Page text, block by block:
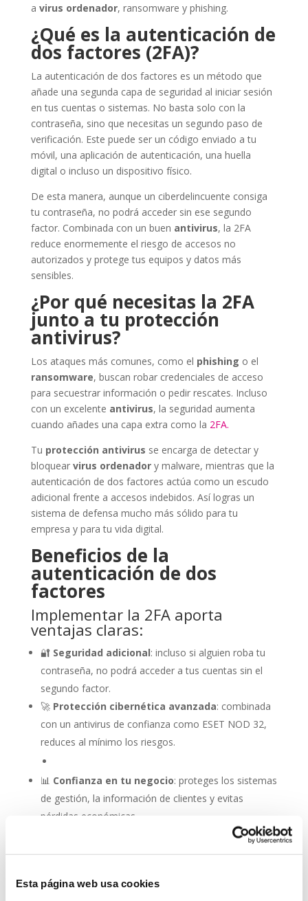
Esta página web usa cookies
a virus ordenador, ransomware y phishing.
¿Qué es la autenticación de
dos factores (2FA)?
La autenticación de dos factores es un método que
añade una segunda capa de seguridad al iniciar sesión
en tus cuentas o sistemas. No basta solo con la
contraseña, sino que necesitas un segundo paso de
verificación. Este puede ser un código enviado a tu
móvil, una aplicación de autenticación, una huella
digital o incluso un dispositivo físico.
De esta manera, aunque un ciberdelincuente consiga
tu contraseña, no podrá acceder sin ese segundo
factor. Combinada con un buen antivirus, la 2FA
reduce enormemente el riesgo de accesos no
autorizados y protege tus equipos y datos más
sensibles.
¿Por qué necesitas la 2FA
junto a tu protección
antivirus?
Los ataques más comunes, como el phishing o el
ransomware, buscan robar credenciales de acceso
para secuestrar información o pedir rescates. Incluso
con un excelente antivirus, la seguridad aumenta
cuando añades una capa extra como la 2FA.
Tu protección antivirus se encarga de detectar y
bloquear virus ordenadory malware, mientras que la
autenticación de dos factores actúa como un escudo
adicional frente a accesos indebidos. Así logras un
sistema de defensa mucho más sólido para tu
empresa y para tu vida digital.
Beneficios de la
autenticación de dos
factores
Implementar la 2FA aporta
ventajas claras:
🔐 Seguridad adicional: incluso si alguien roba tu
contraseña, no podrá acceder a tus cuentas sin el
segundo factor.
🚀 Protección cibernética avanzada: combinada
con un antivirus de confianza como ESET NOD 32,
reduces al mínimo los riesgos.
📊 Confianza en tu negocio: proteges los sistemas
de gestión, la información de clientes y evitas
pérdidas económicas.
: puedes usar aplicaciones de
autenticación, SMS, correo electrónico o dispositivos